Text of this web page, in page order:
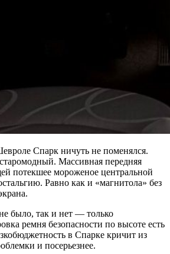
Спарк ничуть не поменялся.
Массивная передняя
потекшее мороженое центральной
Равно как и «магнитола» без
было, так и нет — только
ремня безопасности по высоте есть
в Спарке кричит из
и посерьезнее.